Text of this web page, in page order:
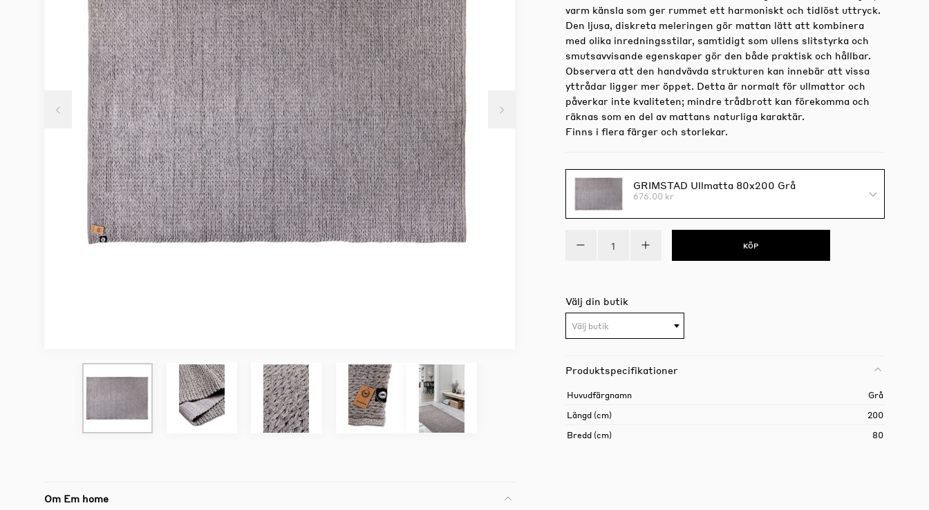
Möbelvård
Möbel och textilvård
Om Em home
varm känsla som ger rummet ett harmoniskt och tidlöst uttryck.
Den ljusa, diskreta meleringen gör mattan lätt att kombinera
med olika inredningsstilar, samtidigt som ullens slitstyrka och
smutsavvisande egenskaper gör den både praktisk och hållbar.
Observera att den handvävda strukturen kan innebär att vissa
yttrådar ligger mer öppet. Detta är normalt för ullmattor och
påverkar inte kvaliteten; mindre trådbrott kan förekomma och
räknas som en del av mattans naturliga karaktär.
Finns i flera färger och storlekar.
GRIMSTAD Ullmatta 80x200 Grå
676.00 kr
KÖP
Välj din butik
Välj butik
Produktspecifikationer
Huvudfärgnamn
Grå
Längd (cm)
200
Bredd (cm)
80